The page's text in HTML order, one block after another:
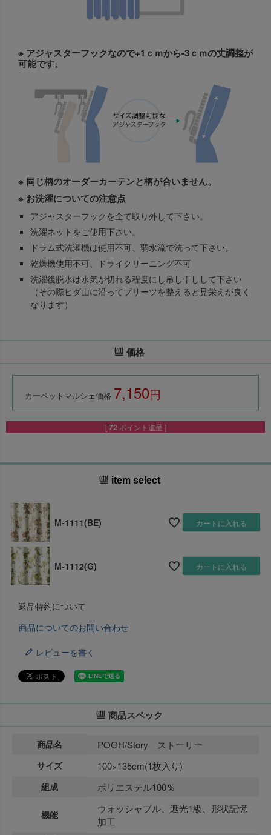
※ アジャスターフックなので+1ｃｍから-3ｃｍの丈調整が
可能です。
※ 同じ柄のオーダーカーテンと柄が合いません。
※ お洗濯についての注意点
アジャスターフックを全て取り外して下さい。
洗濯ネットをご使用下さい。
ドラム式洗濯機は使用不可、弱水流で洗って下さい。
乾燥機使用不可、ドライクリーニング不可
洗濯後脱水は水気が切れる程度にし吊し干しして下さい
（その際ヒダ山に沿ってプリーツを整えると見栄えが良く
なります）
価格
カーペットマルシェ価格 7,150
[ 72 ポイント進呈 ]
item select
M-1111(BE) カートに入れる
M-1112(G) カートに入れる
返品特約について
商品についてのお問い合わせ
レビューを書く
商品スペック
商品名 POOH/Story ストーリー
サイズ 100×135cm(1枚入り)
組成 ポリエステル100％
機能
ウォッシャブル、遮光1級、形状記憶
加工